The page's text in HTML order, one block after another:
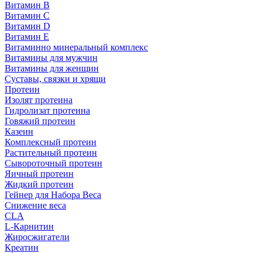
Витамин B
Витамин C
Витамин D
Витамин E
Витаминно минеральный комплекс
Витамины для мужчин
Витамины для женщин
Суставы, связки и хрящи
Протеин
Изолят протеина
Гидролизат протеина
Говяжий протеин
Казеин
Комплексный протеин
Растительный протеин
Сывороточный протеин
Яичный протеин
Жидкий протеин
Гейнер для Набора Веса
Снижение веса
CLA
L-Карнитин
Жиросжигатели
Креатин